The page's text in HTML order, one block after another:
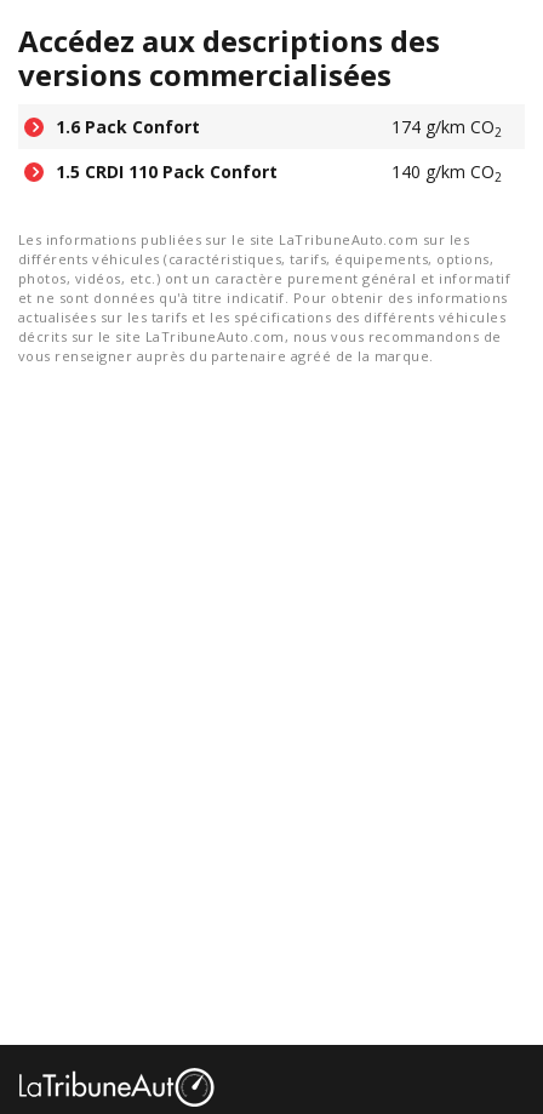
Accédez aux descriptions des
versions commercialisées
1.6 Pack Confort 174 g/km CO2
1.5 CRDI 110 Pack Confort 140 g/km CO2
Les informations publiées sur le site LaTribuneAuto.com sur les
différents véhicules (caractéristiques, tarifs, équipements, options,
photos, vidéos, etc.) ont un caractère purement général et informatif
et ne sont données qu'à titre indicatif. Pour obtenir des informations
actualisées sur les tarifs et les spécifications des différents véhicules
décrits sur le site LaTribuneAuto.com, nous vous recommandons de
vous renseigner auprès du partenaire agréé de la marque.